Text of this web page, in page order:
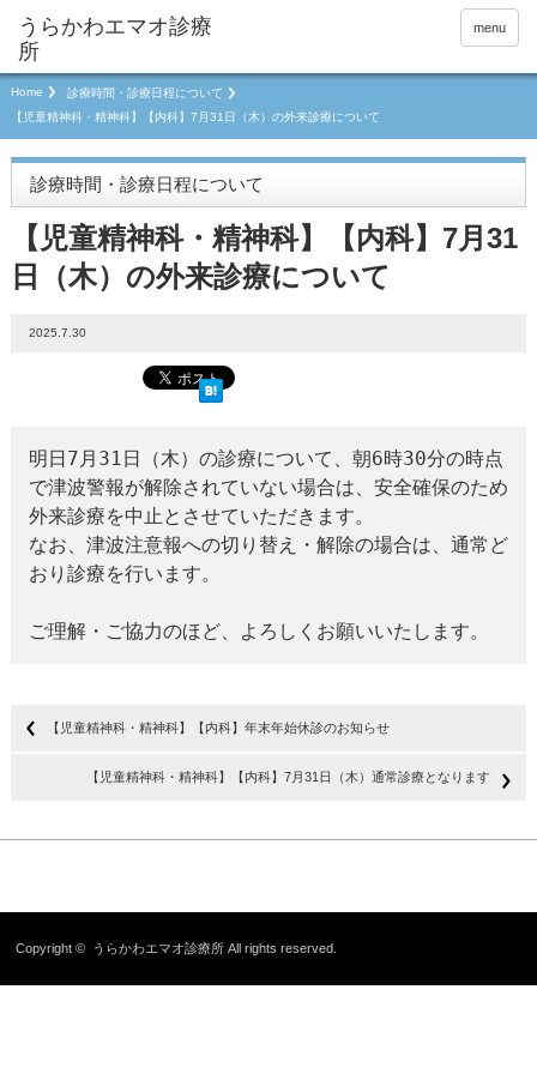
menu
Home
診療時間・診療日程について
【児童精神科・精神科】【内科】7月31日（木）の外来診療について
診療時間・診療日程について
【児童精神科・精神科】【内科】7月31
日（木）の外来診療について
2025.7.30
明日7月31日（木）の診療について、朝6時30分の時点
で津波警報が解除されていない場合は、安全確保のため
外来診療を中止とさせていただきます。
なお、津波注意報への切り替え・解除の場合は、通常ど
おり診療を行います。
ご理解・ご協力のほど、よろしくお願いいたします。
【児童精神科・精神科】【内科】年末年始休診のお知らせ
【児童精神科・精神科】【内科】7月31日（木）通常診療となります
Copyright © うらかわエマオ診療所 All rights reserved.